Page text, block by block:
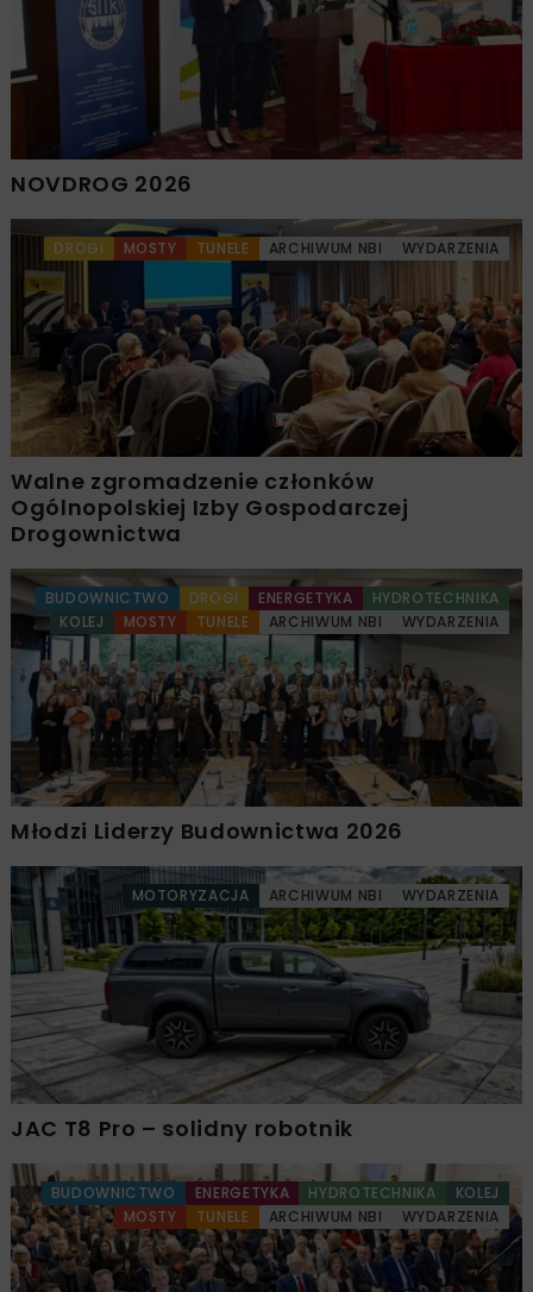
NOVDROG 2026
DROGI MOSTY TUNELE ARCHIWUM NBI WYDARZENIA
Walne zgromadzenie członków
Ogólnopolskiej Izby Gospodarczej
Drogownictwa
BUDOWNICTWO DROGI ENERGETYKA
HYDROTECHNIKA
KOLEJ
MOSTY TUNELE ARCHIWUM NBI WYDARZENIA
Młodzi Liderzy Budownictwa 2026
MOTORYZACJA ARCHIWUM NBI WYDARZENIA
JAC T8 Pro – solidny robotnik
BUDOWNICTWO ENERGETYKA HYDROTECHNIKA
KOLEJ
MOSTY
TUNELE ARCHIWUM NBI WYDARZENIA